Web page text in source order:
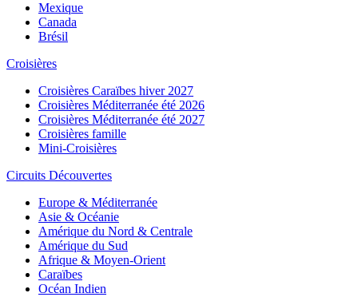
Mexique
Canada
Brésil
Croisières
Croisières Caraïbes hiver 2027
Croisières Méditerranée été 2026
Croisières Méditerranée été 2027
Croisières famille
Mini-Croisières
Circuits Découvertes
Europe & Méditerranée
Asie & Océanie
Amérique du Nord & Centrale
Amérique du Sud
Afrique & Moyen-Orient
Caraïbes
Océan Indien